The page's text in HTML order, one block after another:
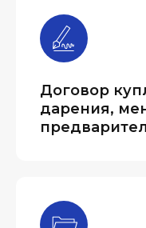
Договор
дарения,